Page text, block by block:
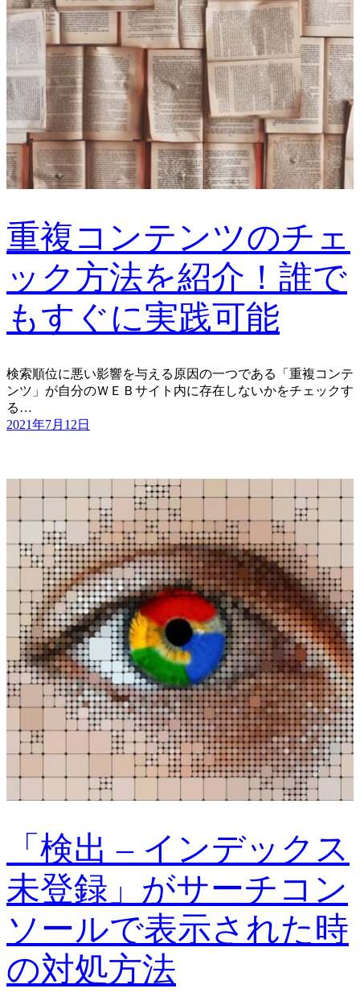
重複コンテンツのチェ
ック方法を紹介！誰で
もすぐに実践可能
検索順位に悪い影響を与える原因の一つである「重複コンテ
ンツ」が自分のＷＥＢサイト内に存在しないかをチェックす
る…
2021年7月12日
「検出 – インデックス
未登録」がサーチコン
ソールで表示された時
の対処方法